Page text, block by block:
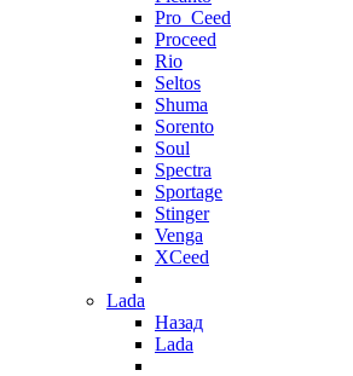
Pro_Ceed
Proceed
Rio
Seltos
Shuma
Sorento
Soul
Spectra
Sportage
Stinger
Venga
XCeed
Lada
Назад
Lada